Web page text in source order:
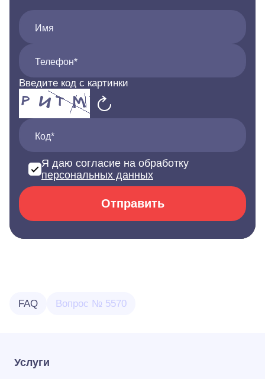
Имя
Телефон*
Введите код с картинки
Код*
Я даю согласие на обработку
персональных данных
Отправить
FAQ Вопрос № 5570
Услуги